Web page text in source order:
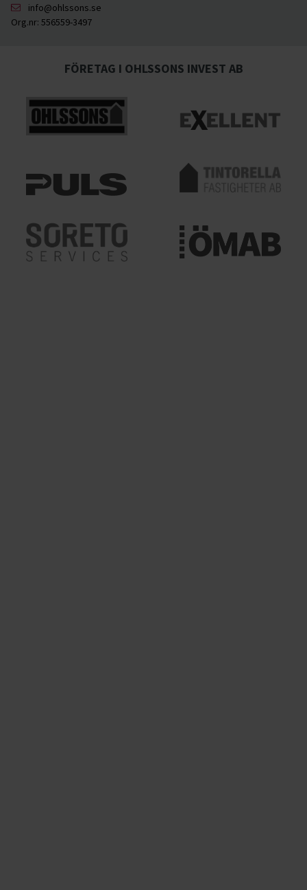
info@ohlssons.se
Org.nr: 556559-3497
FÖRETAG I OHLSSONS INVEST AB